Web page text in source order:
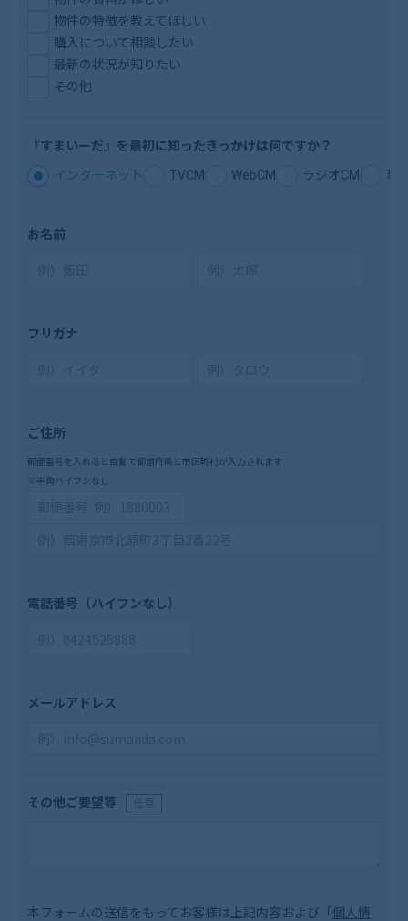
物件の特徴を教えてほしい
購入について相談したい
最新の状況が知りたい
その他
『すまいーだ』を最初に知ったきっかけは何ですか？
インターネット TVCM WebCM ラジオCM 現
お名前
フリガナ
ご住所
郵便番号を入れると自動で都道府県と市区町村が入力されます
※半角ハイフンなし
電話番号 （ハイフンなし）
メールアドレス
その他ご要望等 任意
本フォームの送信をもってお客様は上記内容および「 個人情